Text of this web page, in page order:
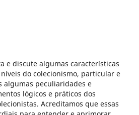
e discute algumas características
do colecionismo, particular e
algumas peculiaridades e
lógicos e práticos dos
Acreditamos que essas